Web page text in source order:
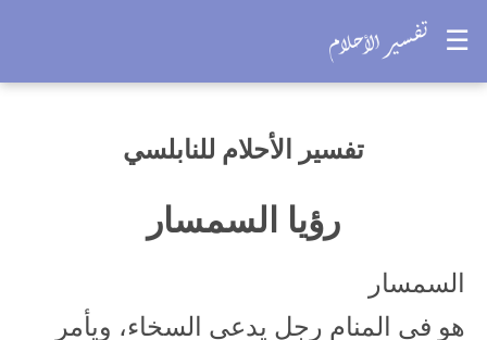
☰
تفسير الأحلام للنابلسي
رؤيا السمسار
السمسار
هو في المنام رجل يدعي السخاء، ويأمر